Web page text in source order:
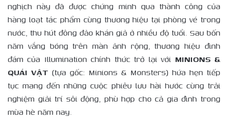
nghịch này đã được chứng minh qua thành công của
hàng loạt tác phẩm cùng thương hiệu tại phòng vé trong
nước, thu hút đông đảo khán giả ở nhiều độ tuổi. Sau bốn
năm vắng bóng trên màn ảnh rộng, thương hiệu đình
đám của Illumination chính thức trở lại với MINIONS &
QUÁI VẬT (tựa gốc: Minions & Monsters) hứa hẹn tiếp
tục mang đến những cuộc phiêu lưu hài hước cùng trải
nghiệm giải trí sôi động, phù hợp cho cả gia đình trong
mùa hè năm nay.